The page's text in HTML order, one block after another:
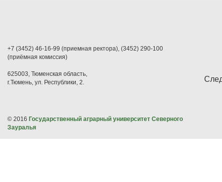
+7 (3452) 46-16-99 (приемная ректора), (3452) 290-100
(приёмная комиссия)
625003, Тюменская область,
г.Тюмень, ул. Республики, 2.
© 2016 Государственный аграрный университет Северного
Зауралья